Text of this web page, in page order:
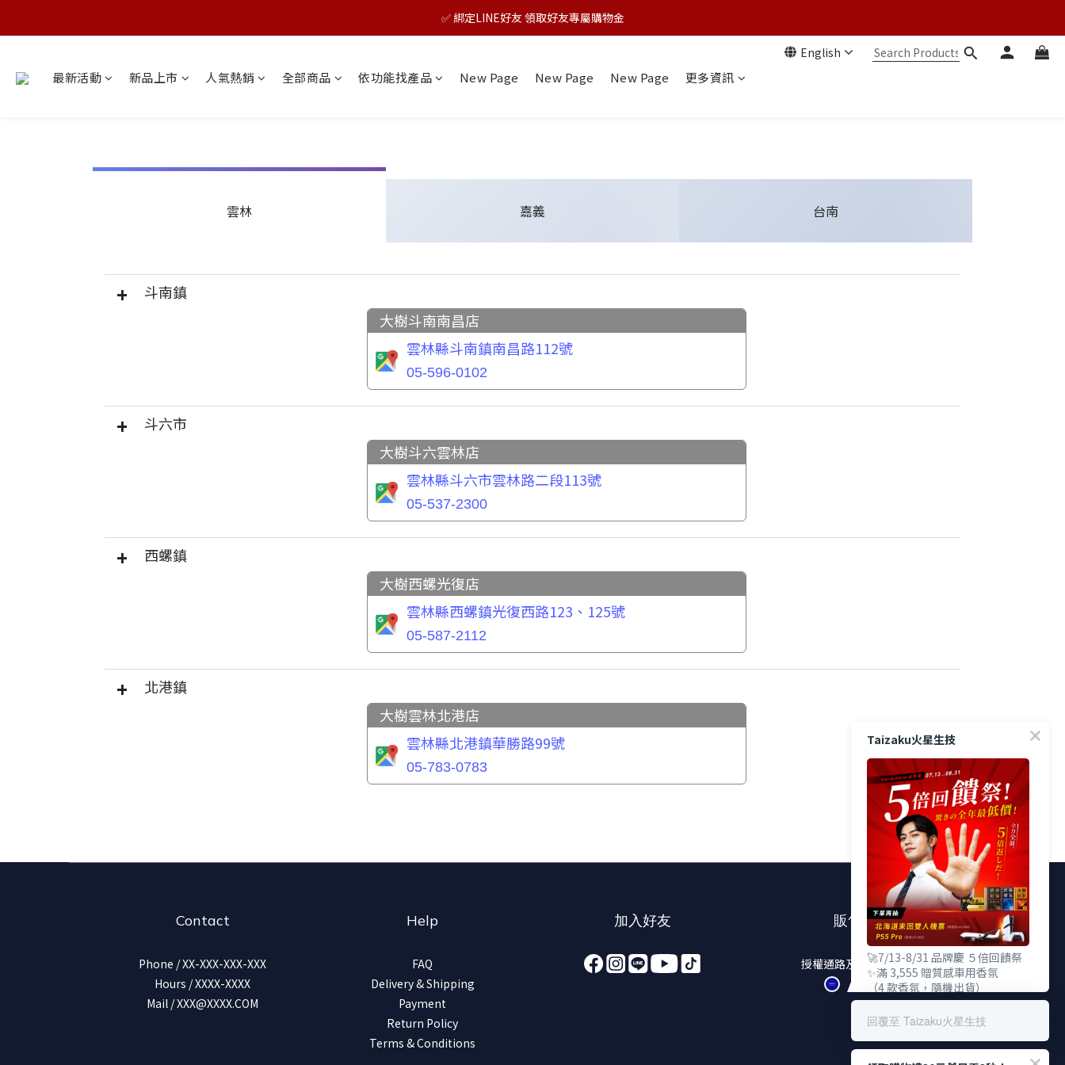
🎊TAIZAKU品牌慶：5倍回饋祭｜全年最優惠！
✅ 綁定LINE好友 領取好友專屬購物金
English
最新活動 新品上市 人氣熱銷 全部商品 依功能找產品 New Page New Page New Page 更多資訊
雲林 嘉義 台南
斗南鎮
大樹斗南南昌店
雲林縣斗南鎮南昌路112號
05-596-0102
斗六市
大樹斗六雲林店
雲林縣斗六市雲林路二段113號
05-537-2300
西螺鎮
大樹西螺光復店
雲林縣西螺鎮光復西路123、125號
05-587-2112
北港鎮
大樹雲林北港店
雲林縣北港鎮華勝路99號
05-783-0783
Contact
Phone / XX-XXX-XXX-XXX
Hours / XXXX-XXXX
Mail / XXX@XXXX.COM
Help
FAQ
Delivery & Shipping
Payment
Return Policy
Terms & Conditions
加入好友 販售通路
授權通路及實體販售店點
Taizaku火星生技
🚀7/13-8/31 品牌慶 ５倍回饋祭
✨滿 3,555 贈質感車用香氛
（4 款香氛，隨機出貨）
✨滿 5,555 贈TENGA 雙重杯
✨滿 9,555 贈武倍對策 Gold
（價值 $2,380，限量100份）
回覆至 Taizaku火星生技